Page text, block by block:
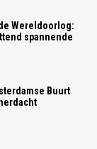
Wereldoorlog:
spannende
Buurt